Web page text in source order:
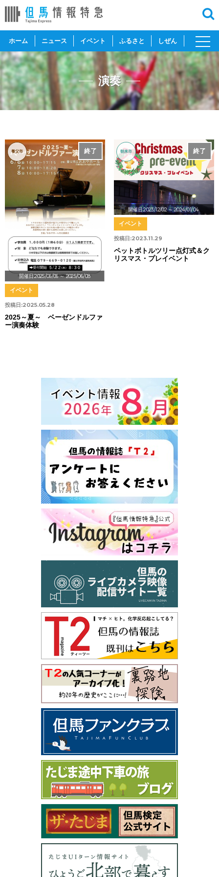
ホーム ニュース イベント ふるさと しぜん
toggle
演奏
開催日:2025/06/06～ 2025/06/08
終了
養父市
投稿日:2025.05.28
イベント
2025～夏～ ベーゼンドルファ
ー演奏体験
開催日:2023/12/02～ 2024/01/04
終了
朝来市
投稿日:2023.11.29
イベント
ペットボトルツリー点灯式＆ク
リスマス・プレイベント